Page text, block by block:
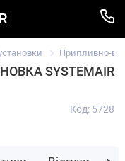
Припливно-
SYSTEMAIR
Код: 5728